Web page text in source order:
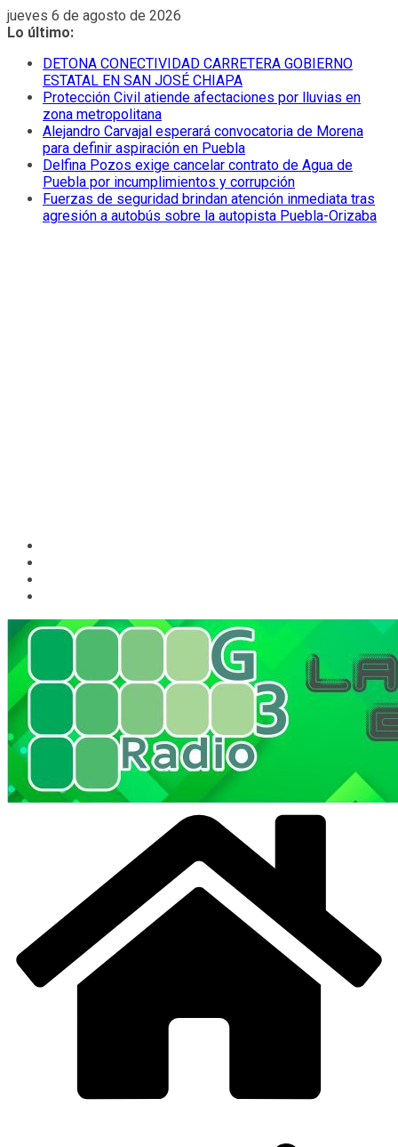
Saltar
al
jueves 6 de agosto de 2026
Lo último:
DETONA CONECTIVIDAD CARRETERA GOBIERNO
ESTATAL EN SAN JOSÉ CHIAPA
Protección Civil atiende afectaciones por lluvias en
zona metropolitana
Alejandro Carvajal esperará convocatoria de Morena
para definir aspiración en Puebla
Delfina Pozos exige cancelar contrato de Agua de
Puebla por incumplimientos y corrupción
Fuerzas de seguridad brindan atención inmediata tras
agresión a autobús sobre la autopista Puebla-Orizaba